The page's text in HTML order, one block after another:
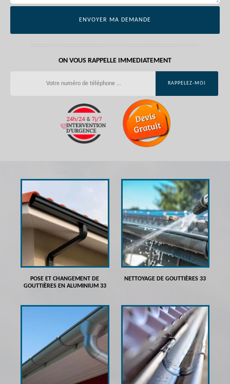
ON VOUS RAPPELLE IMMEDIATEMENT
POSE ET CHANGEMENT DE
GOUTTIÈRES EN ALUMINIUM 33
NETTOYAGE DE GOUTTIÈRES 33